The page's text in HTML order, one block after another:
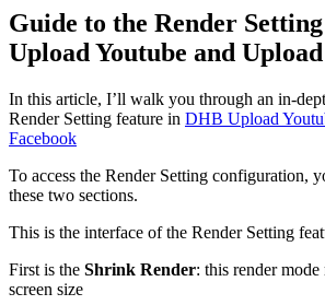
Guide to the Render
Upload Youtube and
In this article, I’ll walk you through an in-
Render Setting feature in DHB Upload
Facebook
To access the Render Setting configuration,
these two sections.
This is the interface of the Render Setting
First is the Shrink Render: this render
screen size